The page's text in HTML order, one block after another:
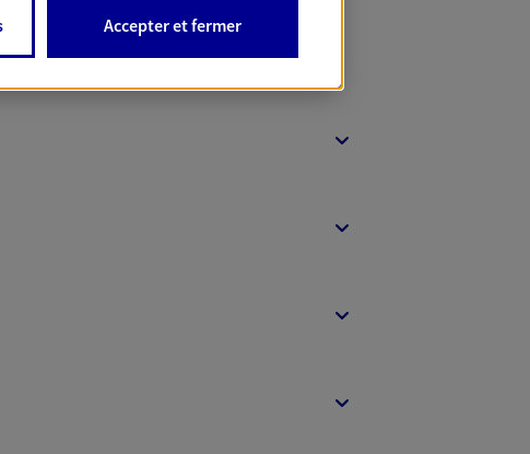
Accepter et fermer